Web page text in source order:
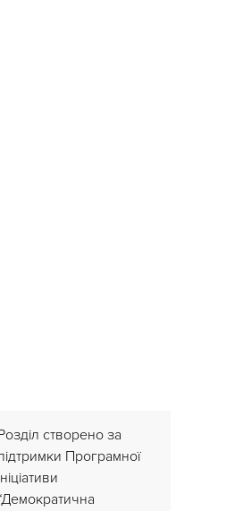
створено за
Програмної